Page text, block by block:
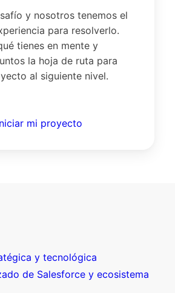
y nosotros tenemos el
para resolverlo.
tienes en mente y
la hoja de ruta para
al siguiente nivel.
mi proyecto
y tecnológica
de Salesforce y ecosistema